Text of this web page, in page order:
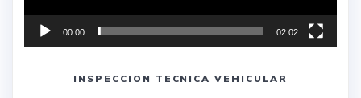
00:00 02:02
INSPECCION TECNICA VEHICULAR